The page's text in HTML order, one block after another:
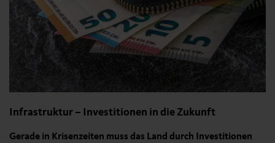
Infrastruktur – Investitionen in die Zukunft
Gerade in Krisenzeiten muss das Land durch Investitionen